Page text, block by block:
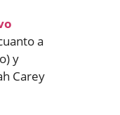
a
y
Carey